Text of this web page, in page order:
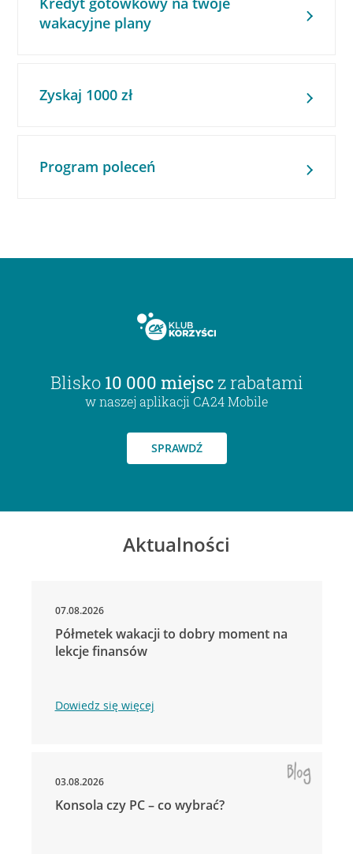
wakacyjne plany
Zyskaj 1000 zł
Program poleceń
Blisko 10 000 miejsc z rabatami
w naszej aplikacji CA24 Mobile
SPRAWDŹ
Aktualności
07.08.2026
Półmetek wakacji to dobry moment na
lekcje finansów
Dowiedz się więcej
03.08.2026
Konsola czy PC – co wybrać?